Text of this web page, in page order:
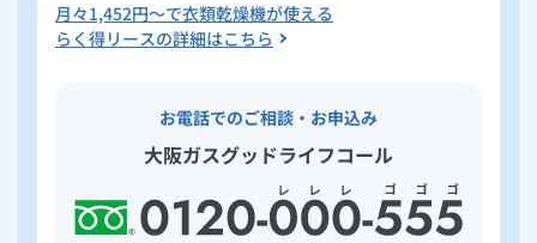
月々1,452円～で衣類乾燥機が使える
らく得リースの詳細はこちら
お電話でのご相談・お申込み
大阪ガスグッドライフコール